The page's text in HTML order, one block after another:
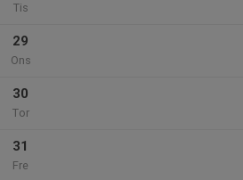
Tis
29
Ons
30
Tor
31
Fre